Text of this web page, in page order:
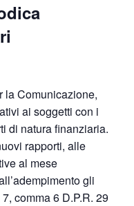
la Comunicazione,
ai soggetti con i
di natura finanziaria.
rapporti, alle
al mese
gli
comma 6 D.P.R. 29